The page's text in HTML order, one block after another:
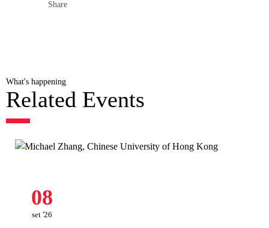
Share
What's happening
Related Events
08
set '26